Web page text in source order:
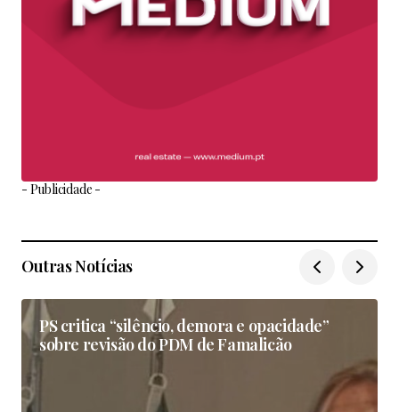
- Publicidade -
Outras Notícias
PS critica “silêncio, demora e opacidade”
sobre revisão do PDM de Famalicão